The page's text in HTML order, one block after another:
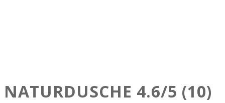
NATURDUSCHE 4.6/5 (10)